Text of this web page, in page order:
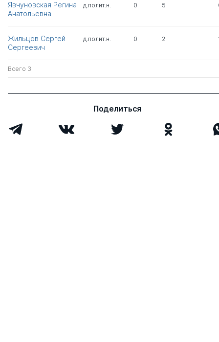
Явчуновская Регина
Анатольевна
д.полит.н. 0 5
Жильцов Сергей
Сергеевич
д.полит.н. 0 2
Всего 3
Поделиться